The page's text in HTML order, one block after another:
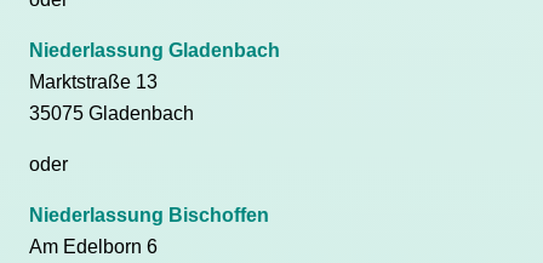
Niederlassung Gladenbach
Marktstraße 13
35075 Gladenbach
oder
Niederlassung Bischoffen
Am Edelborn 6